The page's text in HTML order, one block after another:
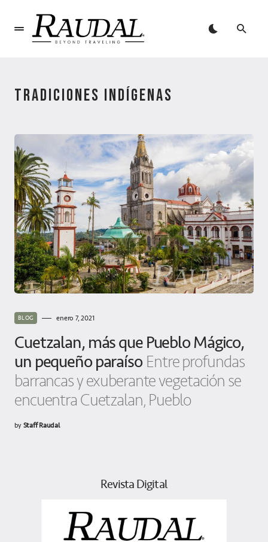
TRADICIONES INDÍGENAS
BLOG enero 7, 2021
Cuetzalan, más que Pueblo Mágico,
un pequeño paraíso Entre profundas
barrancas y exuberante vegetación se
encuentra Cuetzalan, Pueblo
byStaff Raudal
Revista Digital